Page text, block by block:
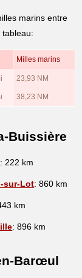
marins entre
Milles marins
23,93 NM
38,23 NM
Buissière
: 222 km
sur-Lot: 860 km
km
: 896 km
Barœul